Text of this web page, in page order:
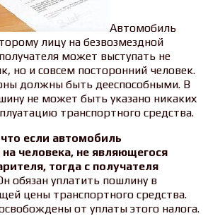
Автомобиль
лицу на безвозмездной
может выступать не
но и совсем посторонний человек.
должны быть дееспособными. В
не может быть указано никаких
транспортного средства.
что если автомобиль
человека, не являющегося
тогда с получателя
обязан уплатить пошлину в
цены транспортного средства.
от уплаты этого налога.